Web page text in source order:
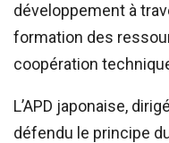
développement à
formation des
coopération
L’APD japonaise,
défendu le principe